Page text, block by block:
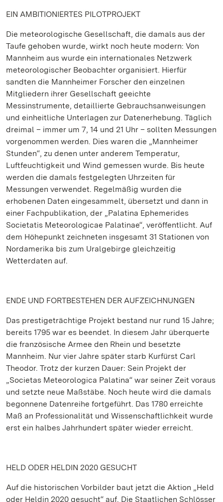
EIN AMBITIONIERTES PILOTPROJEKT
Die meteorologische Gesellschaft, die damals aus der
Taufe gehoben wurde, wirkt noch heute modern: Von
Mannheim aus wurde ein internationales Netzwerk
meteorologischer Beobachter organisiert. Hierfür
sandten die Mannheimer Forscher den einzelnen
Mitgliedern ihrer Gesellschaft geeichte
Messinstrumente, detaillierte Gebrauchsanweisungen
und einheitliche Unterlagen zur Datenerhebung. Täglich
dreimal – immer um 7, 14 und 21 Uhr – sollten Messungen
vorgenommen werden. Dies waren die „Mannheimer
Stunden“, zu denen unter anderem Temperatur,
Luftfeuchtigkeit und Wind gemessen wurde. Bis heute
werden die damals festgelegten Uhrzeiten für
Messungen verwendet. Regelmäßig wurden die
erhobenen Daten eingesammelt, übersetzt und dann in
einer Fachpublikation, der „Palatina Ephemerides
Societatis Meteorologicae Palatinae“, veröffentlicht. Auf
dem Höhepunkt zeichneten insgesamt 31 Stationen von
Nordamerika bis zum Uralgebirge gleichzeitig
Wetterdaten auf.
ENDE UND FORTBESTEHEN DER AUFZEICHNUNGEN
Das prestigeträchtige Projekt bestand nur rund 15 Jahre;
bereits 1795 war es beendet. In diesem Jahr überquerte
die französische Armee den Rhein und besetzte
Mannheim. Nur vier Jahre später starb Kurfürst Carl
Theodor. Trotz der kurzen Dauer: Sein Projekt der
„Societas Meteorologica Palatina“ war seiner Zeit voraus
und setzte neue Maßstäbe. Noch heute wird die damals
begonnene Datenreihe fortgeführt. Das 1780 erreichte
Maß an Professionalität und Wissenschaftlichkeit wurde
erst ein halbes Jahrhundert später wieder erreicht.
HELD ODER HELDIN 2020 GESUCHT
Auf die historischen Vorbilder baut jetzt die Aktion „Held
oder Heldin 2020 gesucht“ auf. Die Staatlichen Schlösser